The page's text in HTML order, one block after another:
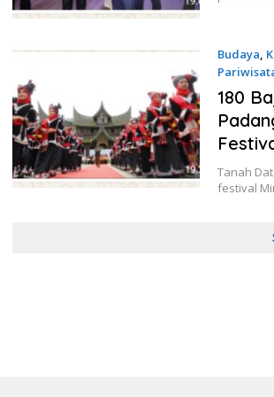
Budaya
25 Juni
180
Tanah
festival